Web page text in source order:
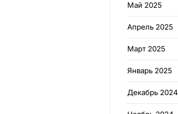
Май 2025
Апрель 2025
Март 2025
Январь 2025
Декабрь 2024